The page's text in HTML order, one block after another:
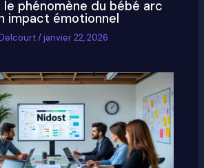
phénomène du bébé arc
impact émotionnel
/janvier 22, 2026